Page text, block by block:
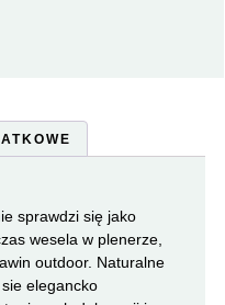
sprawdzi się jako
wesela w plenerze,
outdoor. Naturalne
elegancko